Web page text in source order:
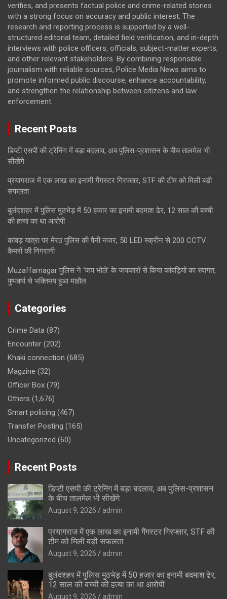
verifies, and presents factual police and crime-related stories
with a strong focus on accuracy and public interest. The
research and reporting process is supported by a well-
structured editorial team, detailed field verification, and in-depth
interviews with police officers, officials, subject-matter experts,
and other relevant stakeholders. By combining responsible
journalism with reliable sources, Police Media News aims to
promote informed public discourse, enhance accountability,
and strengthen the relationship between citizens and law
enforcement.
Recent Posts
डिप्टी एसपी की ट्रेनिंग में बड़ा बदलाव, अब पुलिस-प्रशासन के बीच तालमेल भी
सीखेंगे
प्रयागराज में एक लाख का इनामी गैंगस्टर गिरफ्तार, STF की टीम को मिली बड़ी
सफलता
बुलंदशहर में पुलिस मुठभेड़ में 50 हजार का इनामी बदमाश ढेर, 12 साल की बच्ची
की हत्या का था आरोपी
कांवड़ यात्रा पर मेरठ पुलिस की पैनी नजर, 50 LED स्क्रीन से 200 CCTV
कैमरों की निगरानी
Muzaffarnagar पुलिस ने ‘जय भोले’ के जयकारों से किया कांवड़ियों का स्वागत,
पुष्पवर्षा से भक्तिमय हुआ माहौल
Categories
Crime Data (87)
Encounter (202)
Khaki connection (685)
Magzine (32)
Officer Box (79)
Others (1,676)
Smart policing (467)
Transfer Posting (165)
Uncategorized (60)
Recent Posts
डिप्टी एसपी की ट्रेनिंग में बड़ा बदलाव, अब पुलिस-प्रशासन
के बीच तालमेल भी सीखेंगे
August 9, 2026 admin
प्रयागराज में एक लाख का इनामी गैंगस्टर गिरफ्तार, STF की
टीम को मिली बड़ी सफलता
August 9, 2026 admin
बुलंदशहर में पुलिस मुठभेड़ में 50 हजार का इनामी बदमाश ढेर,
12 साल की बच्ची की हत्या का था आरोपी
August 9, 2026 admin